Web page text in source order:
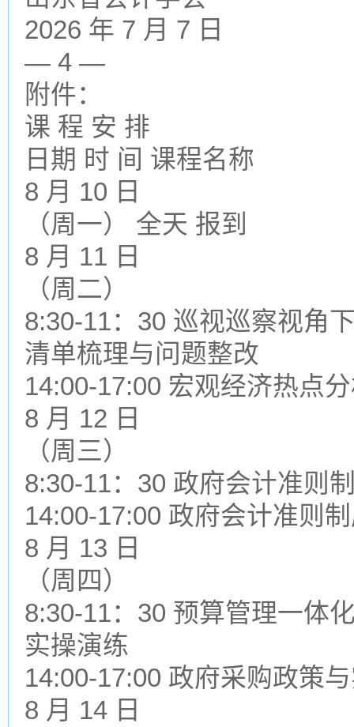
2026 年 7 月 7 日
— 4 —
附件：
课 程 安 排
日期 时 间 课程名称
8 月 10 日
（周一） 全天 报到
8 月 11 日
（周二）
8:30-11：30 巡视巡察视角
清单梳理与问题整改
14:00-17:00 宏观经济热点
8 月 12 日
（周三）
8:30-11：30 政府会计准则
14:00-17:00 政府会计准则
8 月 13 日
（周四）
8:30-11：30 预算管理一体
实操演练
14:00-17:00 政府采购政策
8 月 14 日